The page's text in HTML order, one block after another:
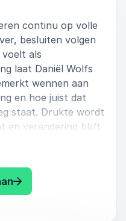
continu op volle
besluiten volgen
als
laat Daniël Wolfs
wennen aan
en hoe juist dat
staat. Drukte wordt
en verandering blijft
veranderen
nooit één
vraagt om het
: Daniël Wolfs Tijd